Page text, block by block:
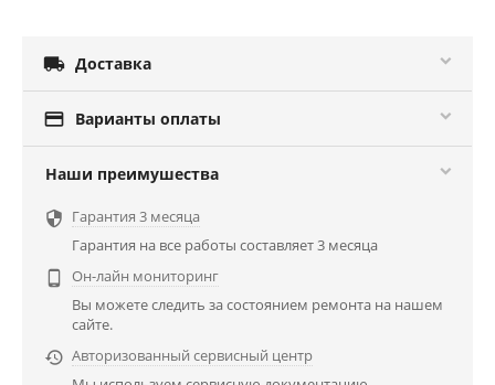
 Доставка
 Варианты оплаты
Наши преимушества
 Гарантия 3 месяца
Гарантия на все работы составляет 3 месяца

Он-лайн мониторинг
Вы можете следить за состоянием ремонта на нашем
сайте.
 Авторизованный сервисный центр